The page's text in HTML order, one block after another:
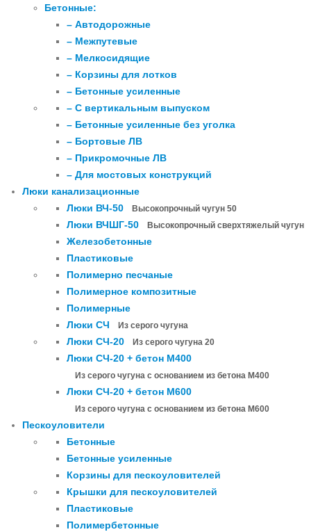
Бетонные:
– Автодорожные
– Межпутевые
– Мелкосидящие
– Корзины для лотков
– Бетонные усиленные
– С вертикальным выпуском
– Бетонные усиленные без уголка
– Бортовые ЛВ
– Прикромочные ЛВ
– Для мостовых конструкций
Люки канализационные
Люки ВЧ-50
Высокопрочный чугун 50
Люки ВЧШГ-50 Высокопрочный сверхтяжелый чугун
Железобетонные
Пластиковые
Полимерно песчаные
Полимерное композитные
Полимерные
Люки СЧ
Из серого чугуна
Люки СЧ-20 Из серого чугуна 20
Люки СЧ-20 + бетон М400
Из серого чугуна с основанием из бетона М400
Люки СЧ-20 + бетон М600
Из серого чугуна с основанием из бетона М600
Пескоуловители
Бетонные
Бетонные усиленные
Корзины для пескоуловителей
Крышки для пескоуловителей
Пластиковые
Полимербетонные